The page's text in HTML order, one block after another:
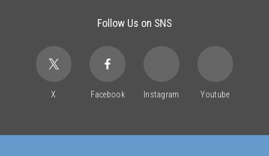
Follow Us on SNS
X Facebook Instagram Youtube